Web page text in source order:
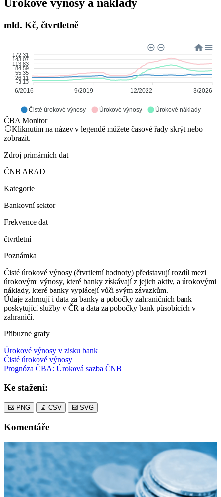
Úrokové výnosy a náklady
mld. Kč, čtvrtletně
172.31
143.07
113.83
84.59
55.35
26.11
-3.13
6/2016 9/2019 12/2022 3/2026
Čisté úrokové výnosy Úrokové výnosy Úrokové náklady
ČBA Monitor
Kliknutím na název v legendě můžete časové řady skrýt nebo
zobrazit.
Zdroj primárních dat
ČNB ARAD
Kategorie
Bankovní sektor
Frekvence dat
čtvrtletní
Poznámka
Čisté úrokové výnosy (čtvrtletní hodnoty) představují rozdíl mezi
úrokovými výnosy, které banky získávají z jejich aktiv, a úrokovými
náklady, které banky vyplácejí vůči svým závazkům.
Údaje zahrnují i data za banky a pobočky zahraničních bank
poskytující služby v ČR a data za pobočky bank působících v
zahraničí.
Příbuzné grafy
Úrokové výnosy v zisku bank
Čisté úrokové výnosy
Prognóza ČBA: Úroková sazba ČNB
Ke stažení:
PNG CSV SVG
Komentáře